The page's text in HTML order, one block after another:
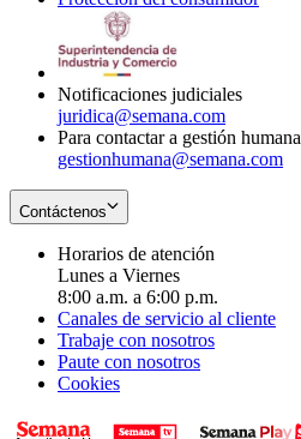
Notificaciones judiciales
juridica@semana.com
Para contactar a gestión humana
gestionhumana@semana.com
Contáctenos
Horarios de atención
Lunes a Viernes
8:00 a.m. a 6:00 p.m.
Canales de servicio al cliente
Trabaje con nosotros
Paute con nosotros
Cookies